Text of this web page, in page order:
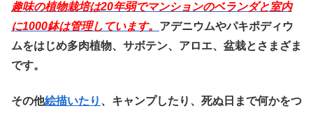
趣味の植物栽培は20年弱でマンションのベランダと室内
に1000鉢は管理しています。 アデニウムやパキポディウ
ムをはじめ多肉植物、サボテン、アロエ、盆栽とさまざま
です。
その他絵描いたり 、キャンプしたり、死ぬ日まで何かをつ